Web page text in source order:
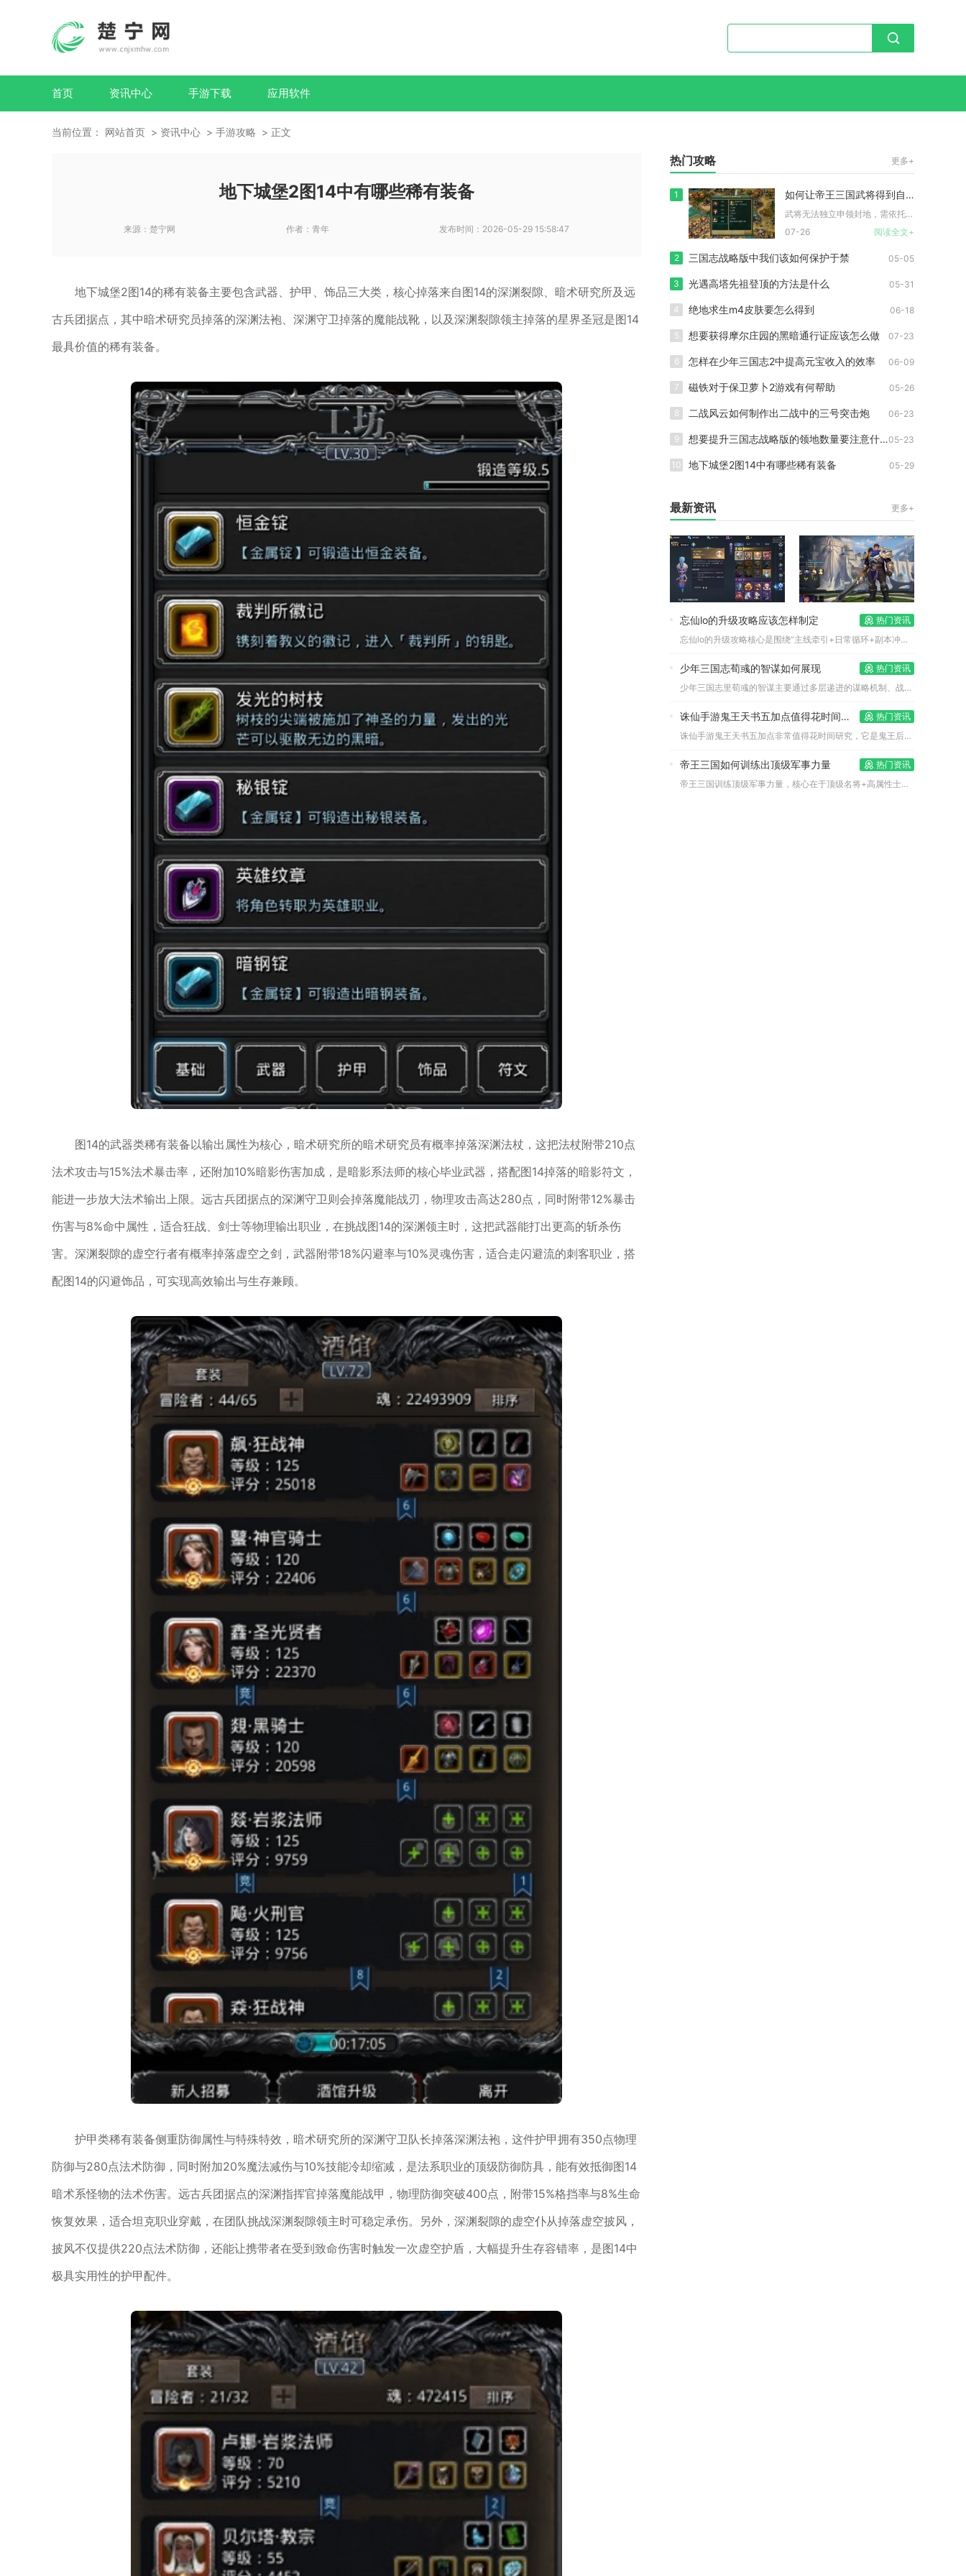
首页 资讯中心 手游下载 应用软件
当前位置： 网站首页 资讯中心 手游攻略 正文
地下城堡2图14中有哪些稀有装备
来源： 楚宁网 作者： 青年 发布时间： 2026-05-29 15:58:47
地下城堡2图14的稀有装备主要包含武器、护甲、饰品三大类，核心掉落来自图14的深渊裂隙、暗术研究所及远
古兵团据点，其中暗术研究员掉落的深渊法袍、深渊守卫掉落的魔能战靴，以及深渊裂隙领主掉落的星界圣冠是图14
最具价值的稀有装备。
图14的武器类稀有装备以输出属性为核心，暗术研究所的暗术研究员有概率掉落深渊法杖，这把法杖附带210点
法术攻击与15%法术暴击率，还附加10%暗影伤害加成，是暗影系法师的核心毕业武器，搭配图14掉落的暗影符文，
能进一步放大法术输出上限。远古兵团据点的深渊守卫则会掉落魔能战刃，物理攻击高达280点，同时附带12%暴击
伤害与8%命中属性，适合狂战、剑士等物理输出职业，在挑战图14的深渊领主时，这把武器能打出更高的斩杀伤
害。深渊裂隙的虚空行者有概率掉落虚空之剑，武器附带18%闪避率与10%灵魂伤害，适合走闪避流的刺客职业，搭
配图14的闪避饰品，可实现高效输出与生存兼顾。
护甲类稀有装备侧重防御属性与特殊特效，暗术研究所的深渊守卫队长掉落深渊法袍，这件护甲拥有350点物理
防御与280点法术防御，同时附加20%魔法减伤与10%技能冷却缩减，是法系职业的顶级防御防具，能有效抵御图14
暗术系怪物的法术伤害。远古兵团据点的深渊指挥官掉落魔能战甲，物理防御突破400点，附带15%格挡率与8%生命
恢复效果，适合坦克职业穿戴，在团队挑战深渊裂隙领主时可稳定承伤。另外，深渊裂隙的虚空仆从掉落虚空披风，
披风不仅提供220点法术防御，还能让携带者在受到致命伤害时触发一次虚空护盾，大幅提升生存容错率，是图14中
极具实用性的护甲配件。
热门攻略 更多+
1 如何让帝王三国武将得到自己的封地
武将无法独立申领封地，需依托君主账号解锁封地名额后，将封地资...
07-26
阅读全文+
2 三国志战略版中我们该如何保护于禁 05-05
3 光遇高塔先祖登顶的方法是什么 05-31
4 绝地求生m4皮肤要怎么得到 06-18
5 想要获得摩尔庄园的黑暗通行证应该怎么做 07-23
6 怎样在少年三国志2中提高元宝收入的效率 06-09
7 磁铁对于保卫萝卜2游戏有何帮助 05-26
8 二战风云如何制作出二战中的三号突击炮 06-23
9 想要提升三国志战略版的领地数量要注意什么05-23
10 地下城堡2图14中有哪些稀有装备 05-29
最新资讯 更多+
忘仙lo的升级攻略应该怎样制定
热门资讯
忘仙lo的升级攻略核心是围绕“主线牵引+日常循环+副本冲刺+...
少年三国志荀彧的智谋如何展现
热门资讯
少年三国志里荀彧的智谋主要通过多层递进的谋略机制、战局环境调...
诛仙手游鬼王天书五加点值得花时间去研究吗
热门资讯
诛仙手游鬼王天书五加点非常值得花时间研究，它是鬼王后期成型、...
帝王三国如何训练出顶级军事力量
热门资讯
帝王三国训练顶级军事力量，核心在于顶级名将+高属性士兵+满阶...